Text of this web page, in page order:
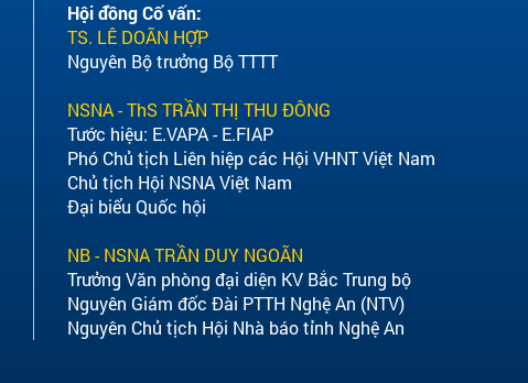
Hội đồng Cố vấn:
TS. LÊ DOÃN HỢP
Nguyên Bộ trưởng Bộ TTTT
NSNA - ThS TRẦN THỊ THU ĐÔNG
Tước hiệu: E.VAPA - E.FIAP
Phó Chủ tịch Liên hiệp các Hội VHNT Việt Nam
Chủ tịch Hội NSNA Việt Nam
Đại biểu Quốc hội
NB - NSNA TRẦN DUY NGOÃN
Trưởng Văn phòng đại diện KV Bắc Trung bộ
Nguyên Giám đốc Đài PTTH Nghệ An (NTV)
Nguyên Chủ tịch Hội Nhà báo tỉnh Nghệ An